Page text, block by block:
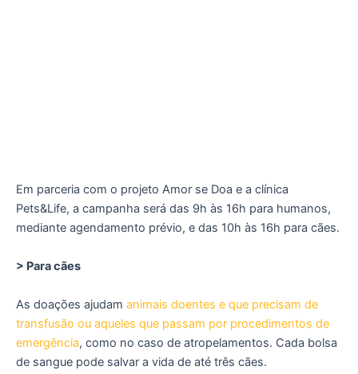
Em parceria com o projeto Amor se Doa e a clínica
Pets&Life, a campanha será das 9h às 16h para humanos,
mediante agendamento prévio, e das 10h às 16h para cães.
> Para cães
As doações ajudam animais doentes e que precisam de
transfusão ou aqueles que passam por procedimentos de
emergência, como no caso de atropelamentos. Cada bolsa
de sangue pode salvar a vida de até três cães.